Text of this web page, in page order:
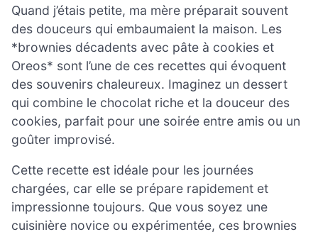
Quand j’étais petite, ma mère préparait souvent
des douceurs qui embaumaient la maison. Les
*brownies décadents avec pâte à cookies et
Oreos* sont l’une de ces recettes qui évoquent
des souvenirs chaleureux. Imaginez un dessert
qui combine le chocolat riche et la douceur des
cookies, parfait pour une soirée entre amis ou un
goûter improvisé.
Cette recette est idéale pour les journées
chargées, car elle se prépare rapidement et
impressionne toujours. Que vous soyez une
cuisinière novice ou expérimentée, ces brownies